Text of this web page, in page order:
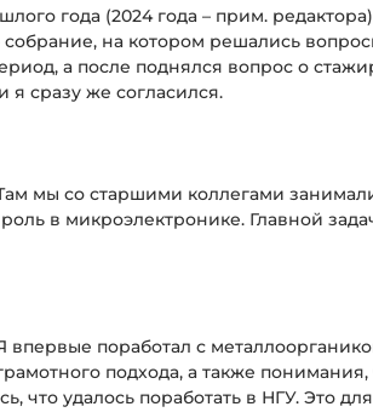
года (2024 года – прим.
на котором решались
а после поднялся вопрос о
сразу же согласился.
мы со старшими коллегами
в микроэлектронике. Главной
поработал с
подхода, а также
что удалось поработать в НГУ. Это